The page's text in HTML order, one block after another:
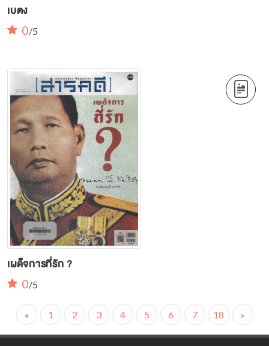
เบตง
0/5
เผด็จการที่รัก ?
0/5
« 1 2 3 4 5 6 7 18 »